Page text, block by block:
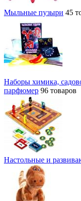
Мыльные пузыри 45
Наборы химика,
парфюмер 96 товаров
Настольные и